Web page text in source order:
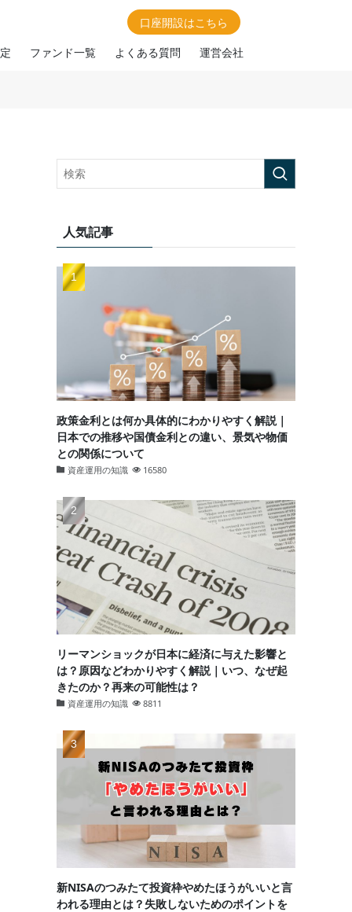
口座開設はこちら
ファンド一覧 よくある質問 運営会社
人気記事
政策金利とは何か具体的にわかりやすく解説｜
日本での推移や国債金利との違い、景気や物価
との関係について
資産運用の知識 16580
リーマンショックが日本に経済に与えた影響と
は？原因などわかりやすく解説｜いつ、なぜ起
きたのか？再来の可能性は？
資産運用の知識 8811
新NISAのつみたて投資枠やめたほうがいいと言
われる理由とは？失敗しないためのポイントを